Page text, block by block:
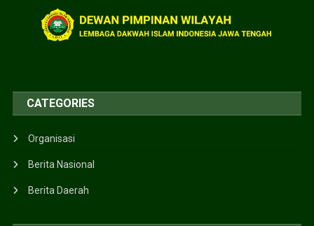
CATEGORIES
Organisasi
Berita Nasional
Berita Daerah